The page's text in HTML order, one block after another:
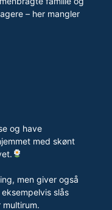
– her mangler
og have
med skønt
men giver også
slås
multirum.